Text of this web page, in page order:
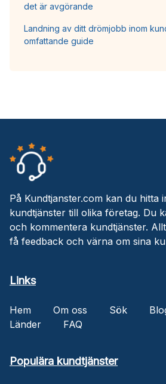
det är avgörande
Landning av ditt drömjobb inom
omfattande guide
På Kundtjanster.com kan du hitta
kundtjänster till olika företag. Du
och kommentera kundtjänster.
få feedback och värna om sina
Links
Hem Om oss Sök
Länder
FAQ
Populära kundtjänster